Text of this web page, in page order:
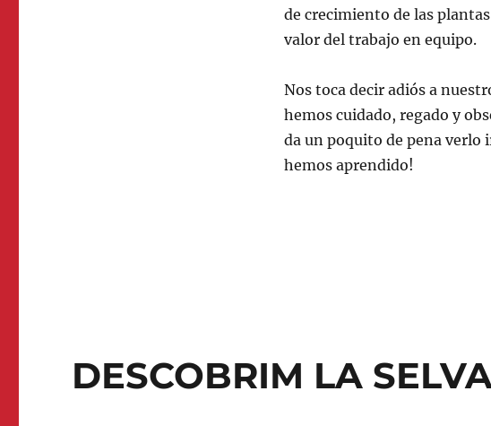
de crecimiento de las
valor del trabajo en equipo.
Nos toca decir adiós a
hemos cuidado, regado y
da un poquito de pena verlo
hemos aprendido!
DESCOBRIM LA